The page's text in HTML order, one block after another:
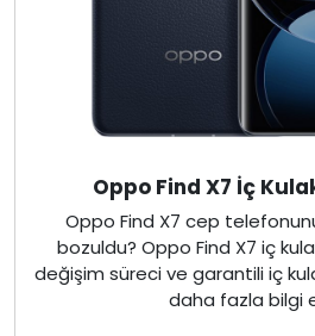
Oppo Find X7 İç
Oppo Find X7 cep
bozuldu? Oppo Find X7 iç
değişim süreci ve garantili iç
daha fazla bilgi